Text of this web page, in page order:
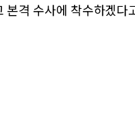
격 수사에 착수하겠다